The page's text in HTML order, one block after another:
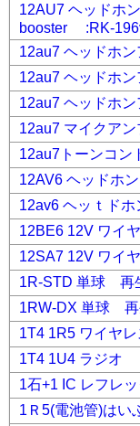
12AU7 ヘッドホ
booster :RK-
12au7 ヘッドホ
12au7 ヘッドホ
12au7 ヘッドホン
12au7 マイクア
12au7トーンコン
12AV6 ヘッドホ
12av6 ヘッｔド
12BE6 12V ワイ
12SA7 12V ワイ
1R-STD 単球 再
1RW-DX 単球
1T4 1R5 ワイヤレ
1T4 1U4 ラジオ
1石+1 IC レフレ
1Ｒ5(電池管)はい